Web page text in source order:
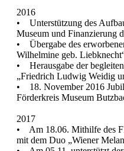
2016
• Unterstützung des
Museum und Finanzierung
• Übergabe des
Wilhelmine geb.
• Herausgabe der
„Friedrich Ludwig Weidig
• 18. November 2016
Förderkreis Museum
2017
• Am 18.06. Mithilfe des
mit dem Duo „Wiener